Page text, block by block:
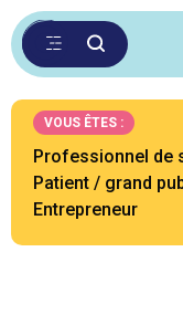
VOUS ÊTES :
Professionnel de
Patient / grand
Entrepreneur